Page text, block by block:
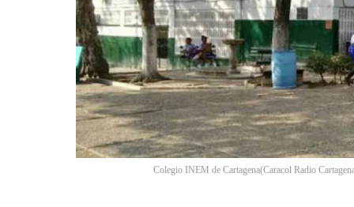
Colegio INEM de Cartagena(Caracol Radio